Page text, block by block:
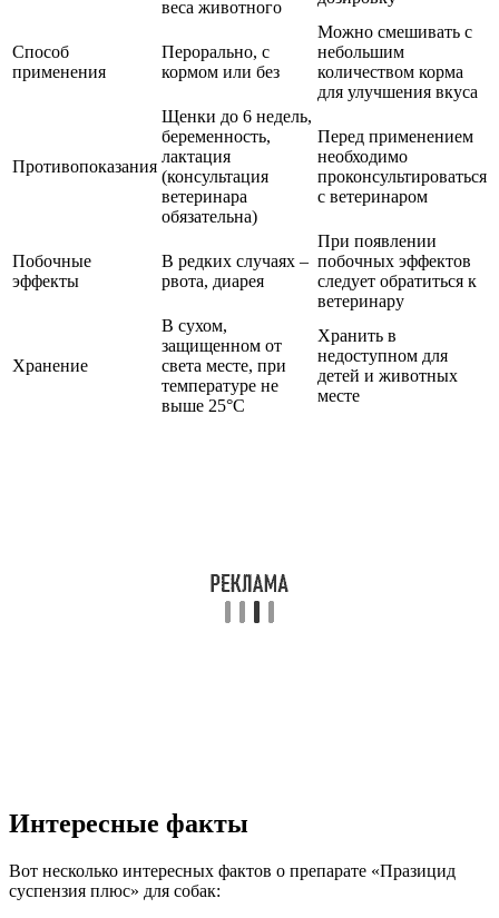
веса животного
Способ
применения
Перорально, с
кормом или без
Можно смешивать с
небольшим
количеством корма
для улучшения вкуса
Противопоказания
Щенки до 6 недель,
беременность,
лактация
(консультация
ветеринара
обязательна)
Перед применением
необходимо
проконсультироваться
с ветеринаром
Побочные
эффекты
В редких случаях –
рвота, диарея
При появлении
побочных эффектов
следует обратиться к
ветеринару
Хранение
В сухом,
защищенном от
света месте, при
температуре не
выше 25°C
Хранить в
недоступном для
детей и животных
месте
Интересные факты
Вот несколько интересных фактов о препарате «Празицид
суспензия плюс» для собак: